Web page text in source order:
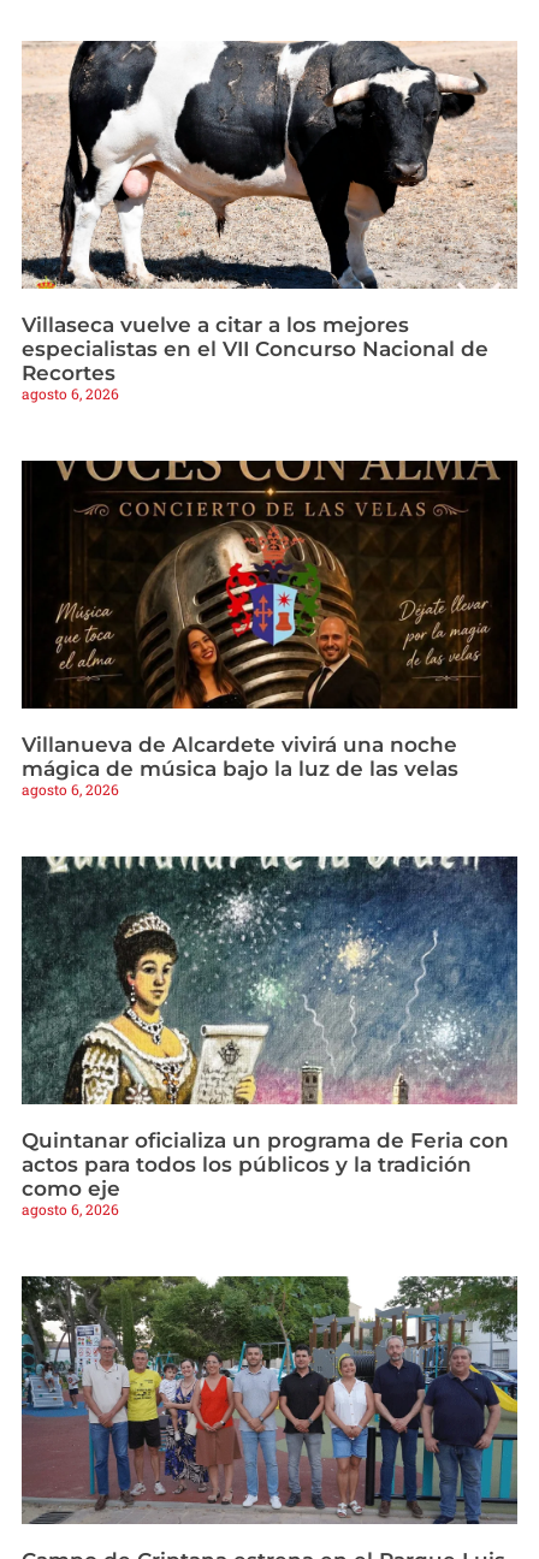
Villaseca vuelve a citar a los mejores
especialistas en el VII Concurso Nacional de
Recortes
agosto 6, 2026
Villanueva de Alcardete vivirá una noche
mágica de música bajo la luz de las velas
agosto 6, 2026
Quintanar oficializa un programa de Feria con
actos para todos los públicos y la tradición
como eje
agosto 6, 2026